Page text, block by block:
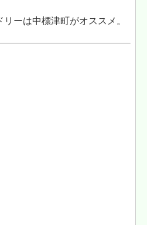
ーは中標津町がオススメ。